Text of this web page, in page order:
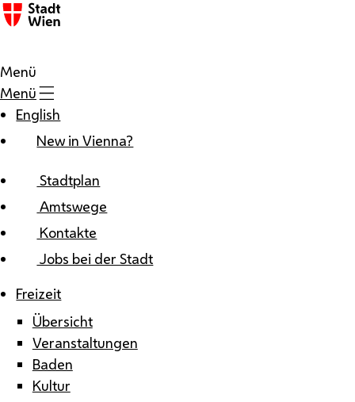
Zum Inhalt
Menü
Menü
English
New in Vienna?
Stadtplan
Amtswege
Kontakte
Jobs bei der Stadt
Freizeit
Übersicht
Veranstaltungen
Baden
Kultur